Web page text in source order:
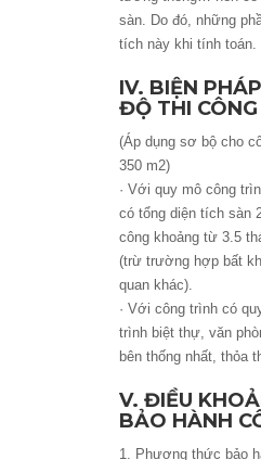
sàn. Do đó, những
tích này khi tính toán.
IV. BIỆN
ĐỘ THI
(Áp dụng sơ bộ cho
350 m2)
· Với quy mô công
có tổng diện tích sàn
công khoảng từ 3.5
(trừ trường hợp bất
quan khác).
· Với công trình có
trình biệt thự, văn
bên thống nhất, thỏa
V. ĐIỀU
BẢO HÀNH
1. Phương thức bảo